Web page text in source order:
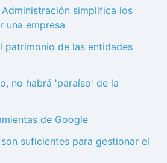
simplifica los
una empresa
patrimonio de las entidades
no habrá 'paraíso' de la
de Google
suficientes para gestionar el